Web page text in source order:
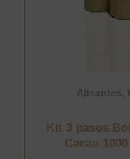
Alisantes,
Kit 3 pasos
Cacau